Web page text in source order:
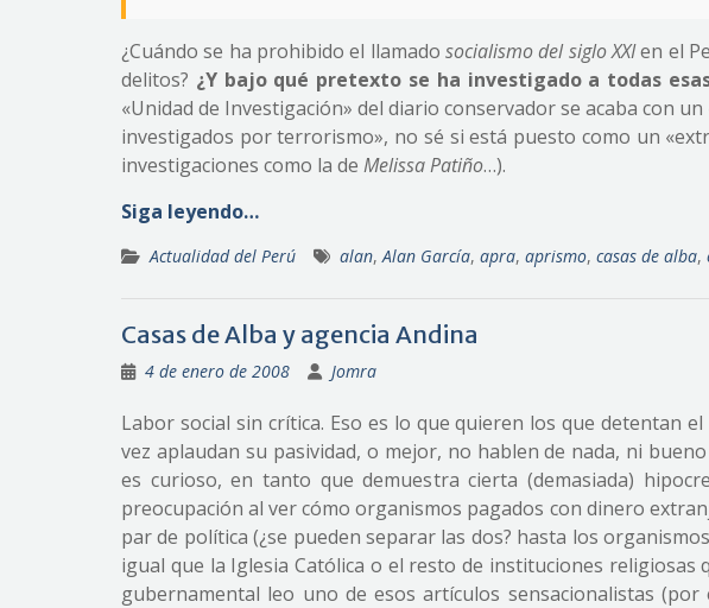
¿Cuándo se ha prohibido el llamadosocialismo del siglo XXIen el
delitos? ¿Y bajo qué pretexto se ha investigado a todas
«Unidad de Investigación» del diario conservador se acaba con
investigados por terrorismo», no sé si está puesto como un
investigaciones como la de Melissa Patiño…).
Siga leyendo…
Actualidad del Perú alan,Alan García, apra, aprismo, casas de alba,
Casas de Alba y agencia Andina
4 de enero de 2008 Jomra
Labor social sin crítica. Eso es lo que quieren los que detentan
vez aplaudan su pasividad, o mejor, no hablen de nada, ni
es curioso, en tanto que demuestra cierta (demasiada)
preocupación al ver cómo organismos pagados con dinero
par de política (¿se pueden separar las dos? hasta los
igual que la Iglesia Católica o el resto de instituciones religiosas
gubernamental leo uno de esos artículos sensacionalistas